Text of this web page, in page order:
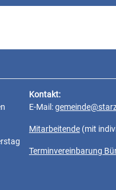
Kontakt:
E-Mail:
Mitarbeitende (mit
Terminvereinbarung